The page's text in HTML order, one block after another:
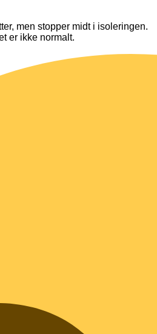
men stopper midt i isoleringen.
er ikke normalt.